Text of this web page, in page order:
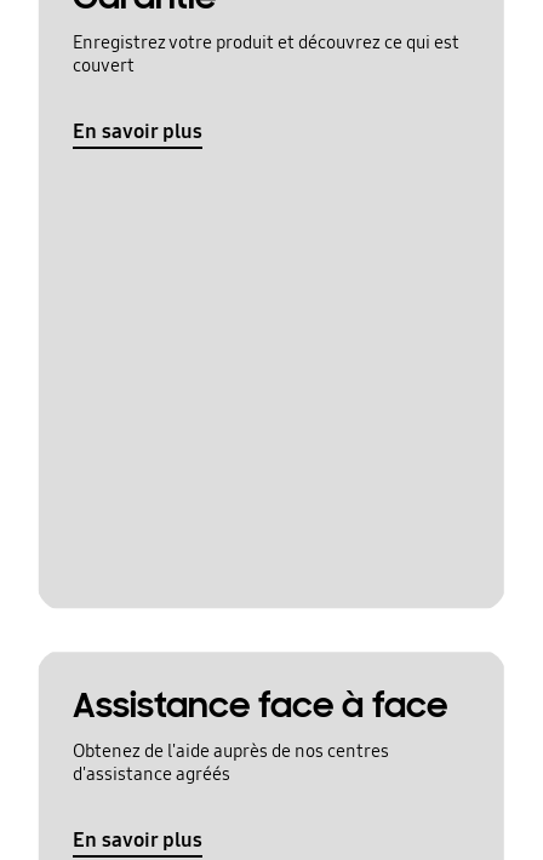
Enregistrez votre produit et découvrez ce qui est
couvert
En savoir plus
Assistance face à face
Obtenez de l'aide auprès de nos centres
d'assistance agréés
En savoir plus